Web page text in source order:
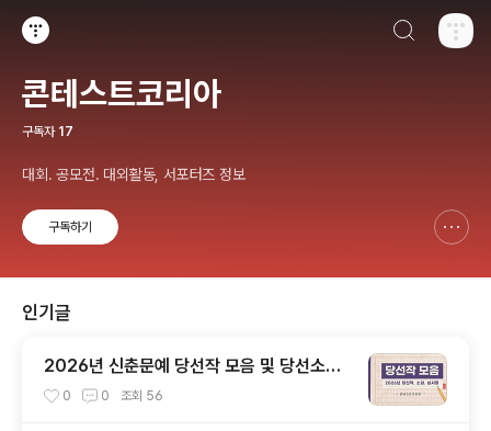
콘테스트코리아
구독자 17
대회. 공모전. 대외활동, 서포터즈 정보
구독하기
인기글
2026년 신춘문예 당선작 모음 및 당선소감,
심사평 총정리
0 0 조회 56